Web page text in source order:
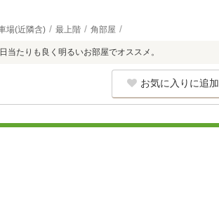
場(近隣含) 最上階 角部屋
たりも良く明るいお部屋でオススメ。
お気に入りに追加